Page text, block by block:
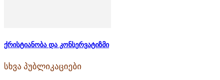
ქრისტიანობა და კონსერვატიზმი
სხვა პუბლიკაციები